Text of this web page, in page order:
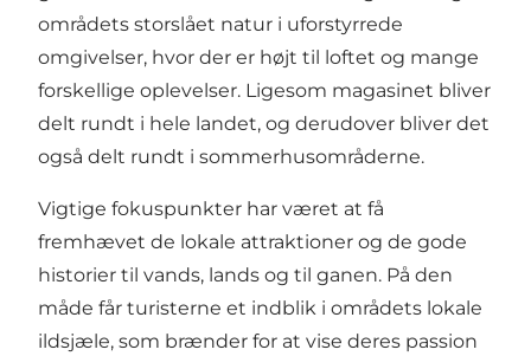
områdets storslået natur i uforstyrrede
omgivelser, hvor der er højt til loftet og mange
forskellige oplevelser. Ligesom magasinet bliver
delt rundt i hele landet, og derudover bliver det
også delt rundt i sommerhusområderne.
Vigtige fokuspunkter har været at få
fremhævet de lokale attraktioner og de gode
historier til vands, lands og til ganen. På den
måde får turisterne et indblik i områdets lokale
ildsjæle, som brænder for at vise deres passion